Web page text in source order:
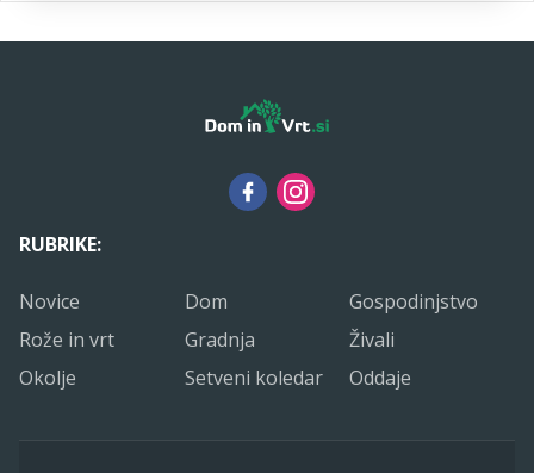
RUBRIKE:
Novice Dom
Gospodinjstvo
Rože in vrt
Gradnja
Živali
Okolje
Setveni koledar Oddaje